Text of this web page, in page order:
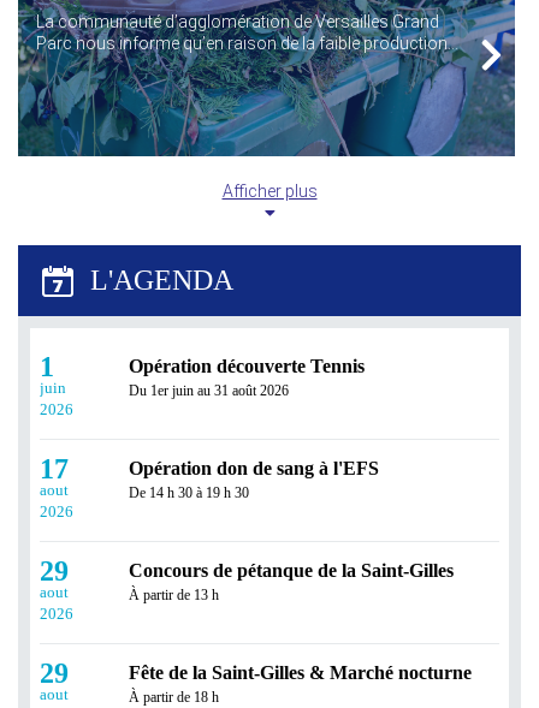
La communauté d’agglomération de Versailles Grand
Parc nous informe qu’en raison de la faible production...
L’Échappée Belle prend ses vacances !
Après une belle saison de partage, de sport et de
convivialité, L’Échappée Belle fait une pause estivale...
Révisez tout l'été avec Réussir en Ligne !
Profitez des vacances pour consolider vos
connaissances ou prendre de l'avance grâce à Réussir en
Ligne...
Afficher plus
1
juin
2026
Opération découverte Tennis
Du 1er juin au 31 août 2026
17
aout
2026
Opération don de sang à l'EFS
De 14 h 30 à 19 h 30
29
aout
2026
Concours de pétanque de la Saint-Gilles
À partir de 13 h
29
aout
Fête de la Saint-Gilles & Marché nocturne
À partir de 18 h